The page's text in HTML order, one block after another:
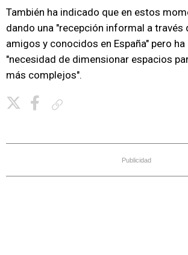
También ha indicado que en estos
dando una "recepción informal a través
amigos y conocidos en España" pero
"necesidad de dimensionar espacios
más complejos".
Publicidad